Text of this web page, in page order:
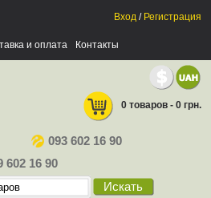
и оплата Контакты
Вход / Регистрация
093 602 16 90
602 16 90
Искать
0 товаров - 0 грн.